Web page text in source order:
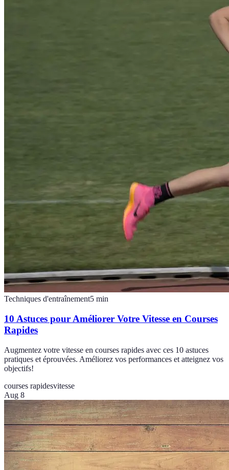
Techniques d'entraînement5 min
10 Astuces pour Améliorer Votre Vitesse en Courses
Rapides
Augmentez votre vitesse en courses rapides avec ces 10 astuces
pratiques et éprouvées. Améliorez vos performances et atteignez vos
objectifs!
courses rapidesvitesse
Aug 8